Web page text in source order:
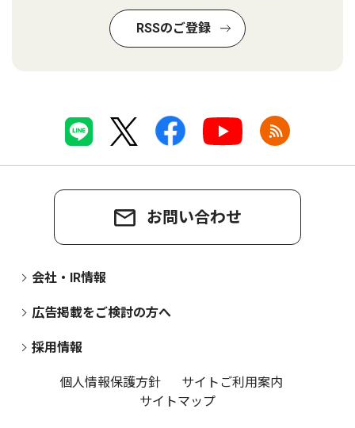
RSSのご登録
お問い合わせ
会社・IR情報
広告掲載をご検討の方へ
採用情報
個人情報保護方針
サイトご利用案内
サイトマップ